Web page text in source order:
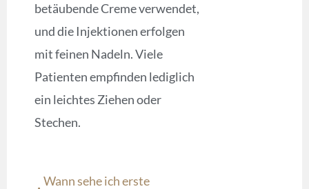
betäubende Creme verwendet,
und die Injektionen erfolgen
mit feinen Nadeln. Viele
Patienten empfinden lediglich
ein leichtes Ziehen oder
Stechen.
Wann sehe ich erste